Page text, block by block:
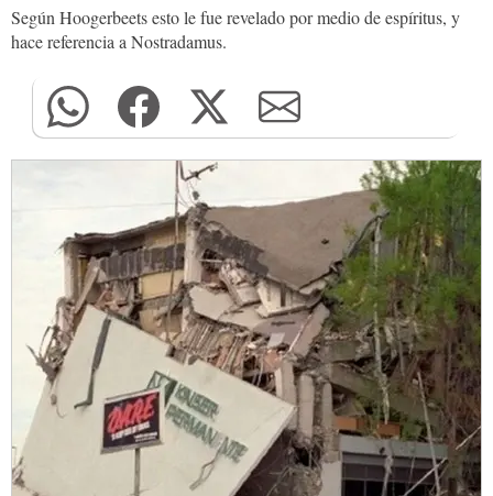
Según Hoogerbeets esto le fue revelado por medio de espíritus, y
hace referencia a Nostradamus.